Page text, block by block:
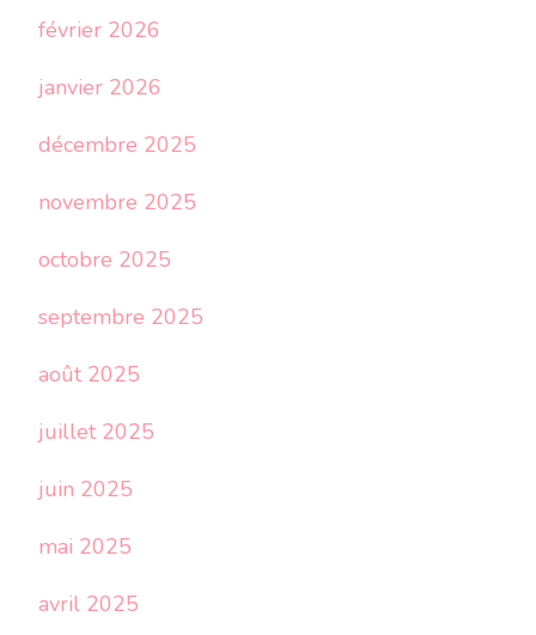
février 2026
janvier 2026
décembre 2025
novembre 2025
octobre 2025
septembre 2025
août 2025
juillet 2025
juin 2025
mai 2025
avril 2025